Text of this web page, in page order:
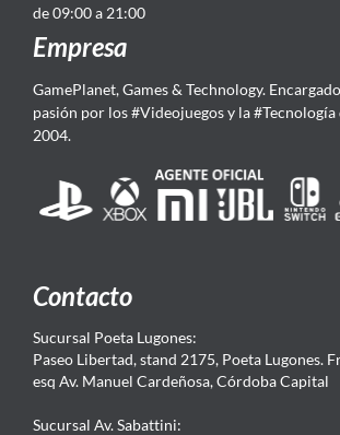
de 09:00 a 21:00
Empresa
GamePlanet, Games & Technology.
pasión por los #Videojuegos y la #Tecnología
2004.
Contacto
Sucursal Poeta Lugones:
Paseo Libertad, stand 2175, Poeta Lugones.
esq Av. Manuel Cardeñosa, Córdoba Capital
Sucursal Av. Sabattini: